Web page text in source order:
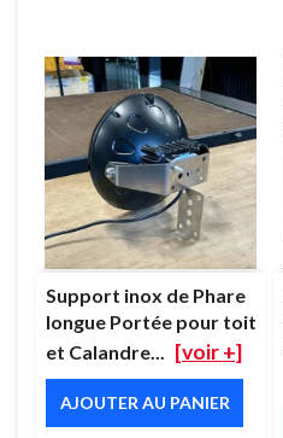
Support inox de Phare
longue Portée pour toit
et Calandre... [voir +]
AJOUTER AU PANIER